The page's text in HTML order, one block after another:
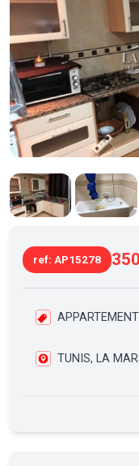
ref: AP15278
APPARTEMENT
TUNIS, LA